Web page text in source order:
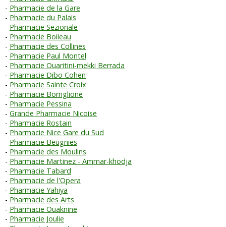
Pharmacie de la Gare
Pharmacie du Palais
Pharmacie Sezionale
Pharmacie Boileau
Pharmacie des Collines
Pharmacie Paul Montel
Pharmacie Ouaritini-mekki Berrada
Pharmacie Dibo Cohen
Pharmacie Sainte Croix
Pharmacie Borriglione
Pharmacie Pessina
Grande Pharmacie Nicoise
Pharmacie Rostain
Pharmacie Nice Gare du Sud
Pharmacie Beugnies
Pharmacie des Moulins
Pharmacie Martinez - Ammar-khodja
Pharmacie Tabard
Pharmacie de l'Opera
Pharmacie Yahiya
Pharmacie des Arts
Pharmacie Ouaknine
Pharmacie Joulie